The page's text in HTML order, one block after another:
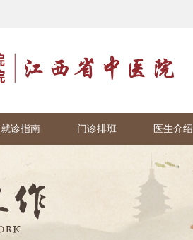
就诊指南 门诊排班 医生介绍